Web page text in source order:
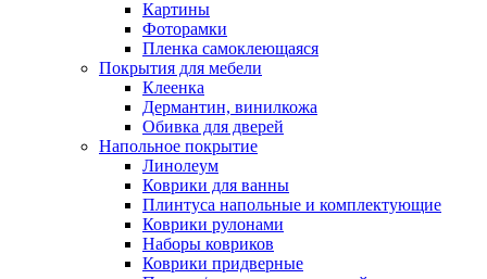
Картины
Фоторамки
Пленка самоклеющаяся
Покрытия для мебели
Клеенка
Дермантин, винилкожа
Обивка для дверей
Напольное покрытие
Линолеум
Коврики для ванны
Плинтуса напольные и комплектующие
Коврики рулонами
Наборы ковриков
Коврики придверные